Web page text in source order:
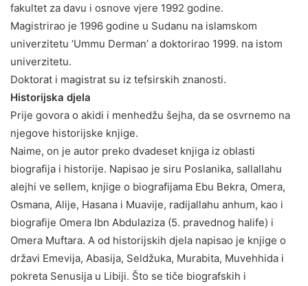
fakultet za davu i osnove vjere 1992 godine.
Magistrirao je 1996 godine u Sudanu na islamskom
univerzitetu ‘Ummu Derman’ a doktorirao 1999. na istom
univerzitetu.
Doktorat i magistrat su iz tefsirskih znanosti.
Historijska djela
Prije govora o akidi i menhedžu šejha, da se osvrnemo na
njegove historijske knjige.
Naime, on je autor preko dvadeset knjiga iz oblasti
biografija i historije. Napisao je siru Poslanika, sallallahu
alejhi ve sellem, knjige o biografijama Ebu Bekra, Omera,
Osmana, Alije, Hasana i Muavije, radijallahu anhum, kao i
biografije Omera Ibn Abdulaziza (5. pravednog halife) i
Omera Muftara. A od historijskih djela napisao je knjige o
državi Emevija, Abasija, Seldžuka, Murabita, Muvehhida i
pokreta Senusija u Libiji. Što se tiče biografskih i